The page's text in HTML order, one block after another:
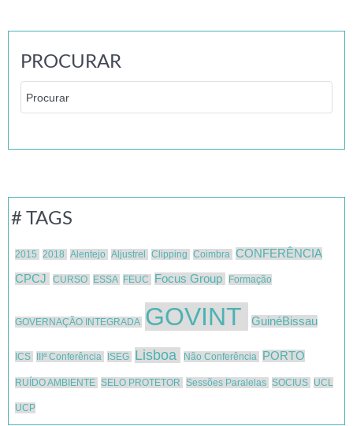
PROCURAR
# TAGS
2015 2018 Alentejo Aljustrel Clipping Coimbra CONFERÊNCIA
CPCJ
CURSO ESSA FEUC Focus Group Formação
GOVERNAÇÃO INTEGRADA GOVINT GuinéBissau
ICS IIIª Conferência ISEG Lisboa Não Conferência PORTO
RUÍDO AMBIENTE SELO PROTETOR Sessões Paralelas SOCIUS UCL
UCP